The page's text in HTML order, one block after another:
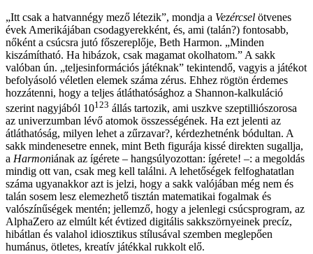
„Itt csak a hatvannégy mező létezik”, mondja a Vezércsel ötvenes
évek Amerikájában csodagyerekként, és, ami (talán?) fontosabb,
nőként a csúcsra jutó főszereplője, Beth Harmon. „Minden
kiszámítható. Ha hibázok, csak magamat okolhatom.” A sakk
valóban ún. „teljesinformációs játéknak” tekintendő, vagyis a játékot
befolyásoló véletlen elemek száma zérus. Ehhez rögtön érdemes
hozzátenni, hogy a teljes átláthatósághoz a Shannon-kalkuláció
szerint nagyjából 10123 állás tartozik, ami uszkve szeptilliószorosa
az univerzumban lévő atomok összességének. Ha ezt jelenti az
átláthatóság, milyen lehet a zűrzavar?, kérdezhetnénk bódultan. A
sakk mindenesetre ennek, mint Beth figurája kissé direkten sugallja,
a Harmoniának az ígérete – hangsúlyozottan: ígérete! –: a megoldás
mindig ott van, csak meg kell találni. A lehetőségek felfoghatatlan
száma ugyanakkor azt is jelzi, hogy a sakk valójában még nem és
talán sosem lesz elemezhető tisztán matematikai fogalmak és
valószínűségek mentén; jellemző, hogy a jelenlegi csúcsprogram, az
AlphaZero az elmúlt két évtized digitális sakkszörnyeinek precíz,
hibátlan és valahol idiosztikus stílusával szemben meglepően
humánus, ötletes, kreatív játékkal rukkolt elő.